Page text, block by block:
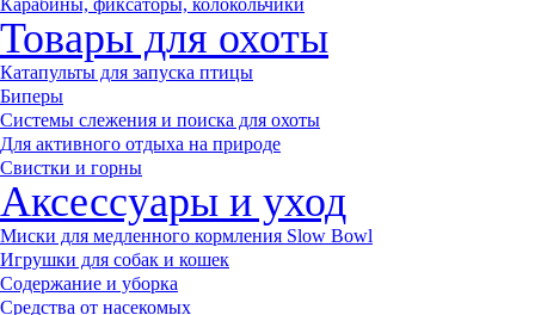
Карабины, фиксаторы, колокольчики
Товары для охоты
Катапульты для запуска птицы
Биперы
Системы слежения и поиска для охоты
Для активного отдыха на природе
Свистки и горны
Аксессуары и уход
Миски для медленного кормления Slow Bowl
Игрушки для собак и кошек
Содержание и уборка
Средства от насекомых